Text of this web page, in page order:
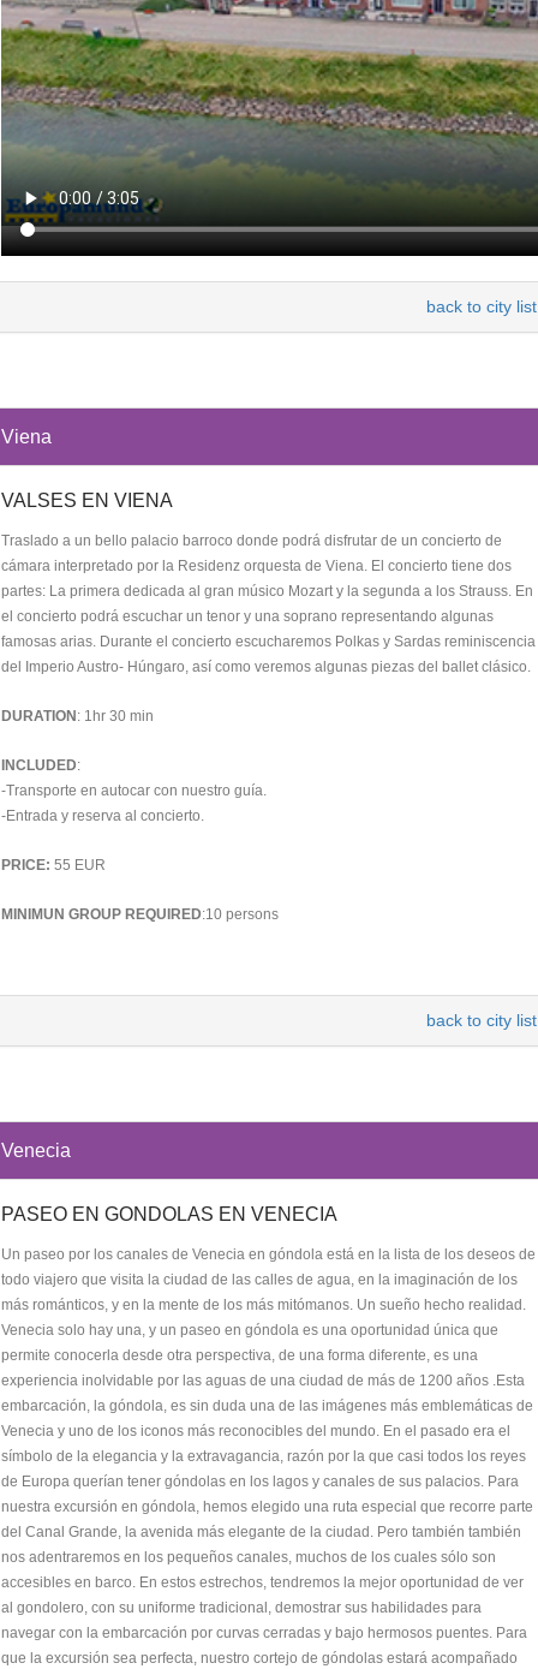
back to city list
Viena
VALSES EN VIENA
Traslado a un bello palacio barroco donde podrá disfrutar de un concierto de
cámara interpretado por la Residenz orquesta de Viena. El concierto tiene dos
partes: La primera dedicada al gran músico Mozart y la segunda a los Strauss. En
el concierto podrá escuchar un tenor y una soprano representando algunas
famosas arias. Durante el concierto escucharemos Polkas y Sardas reminiscencia
del Imperio Austro- Húngaro, así como veremos algunas piezas del ballet clásico.
DURATION : 1hr 30 min
INCLUDED:
-Transporte en autocar con nuestro guía.
-Entrada y reserva al concierto.
PRICE: 55 EUR
MINIMUN GROUP REQUIRED:10 persons
back to city list
Venecia
PASEO EN GONDOLAS EN VENECIA
Un paseo por los canales de Venecia en góndola está en la lista de los deseos de
todo viajero que visita la ciudad de las calles de agua, en la imaginación de los
más románticos, y en la mente de los más mitómanos. Un sueño hecho realidad.
Venecia solo hay una, y un paseo en góndola es una oportunidad única que
permite conocerla desde otra perspectiva, de una forma diferente, es una
experiencia inolvidable por las aguas de una ciudad de más de 1200 años .Esta
embarcación, la góndola, es sin duda una de las imágenes más emblemáticas de
Venecia y uno de los iconos más reconocibles del mundo. En el pasado era el
símbolo de la elegancia y la extravagancia, razón por la que casi todos los reyes
de Europa querían tener góndolas en los lagos y canales de sus palacios. Para
nuestra excursión en góndola, hemos elegido una ruta especial que recorre parte
del Canal Grande, la avenida más elegante de la ciudad. Pero también también
nos adentraremos en los pequeños canales, muchos de los cuales sólo son
accesibles en barco. En estos estrechos, tendremos la mejor oportunidad de ver
al gondolero, con su uniforme tradicional, demostrar sus habilidades para
navegar con la embarcación por curvas cerradas y bajo hermosos puentes. Para
que la excursión sea perfecta, nuestro cortejo de góndolas estará acompañado